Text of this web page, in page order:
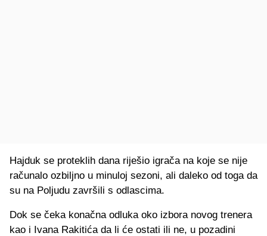
Hajduk se proteklih dana riješio igrača na koje se nije
računalo ozbiljno u minuloj sezoni, ali daleko od toga da
su na Poljudu završili s odlascima.
Dok se čeka konačna odluka oko izbora novog trenera
kao i Ivana Rakitića da li će ostati ili ne, u pozadini